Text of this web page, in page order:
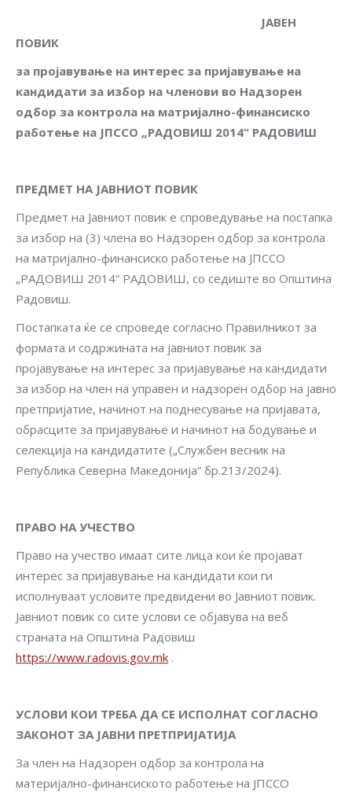
ЈАВЕН
ПОВИК
за пројавување на интерес за пријавување на
кандидати за избор на членови во Надзорен
одбор за контрола на матријално-финансиско
работење на ЈПССО „РАДОВИШ 2014“ РАДОВИШ
ПРЕДМЕТ НА ЈАВНИОТ ПОВИК
Предмет на Јавниот повик е спроведување на постапка
за избор на (3) члена во Надзорен одбор за контрола
на матријално-финансиско работење на ЈПССО
„РАДОВИШ 2014“ РАДОВИШ, со седиште во Општина
Радовиш.
Постапката ќе се спроведе согласно Правилникот за
формата и содржината на јавниот повик за
пројавување на интерес за пријавување на кандидати
за избор на член на управен и надзорен одбор на јавно
претпријатие, начинот на поднесување на пријавата,
обрасците за пријавување и начинот на бодување и
селекција на кандидатите („Службен весник на
Република Северна Македонија“ бр.213/2024).
ПРАВО НА УЧЕСТВО
Право на учество имаат сите лица кои ќе пројават
интерес за пријавување на кандидати кои ги
исполнуваат условите предвидени во Јавниот повик.
Јавниот повик со сите услови се објавува на веб
страната на Општина Радовиш
https://www.radovis.gov.mk .
УСЛОВИ КОИ ТРЕБА ДА СЕ ИСПОЛНАТ СОГЛАСНО
ЗАКОНОТ ЗА ЈАВНИ ПРЕТПРИЈАТИЈА
За член на Надзорен одбор за контрола на
материјално-финансиското работење на ЈПССО